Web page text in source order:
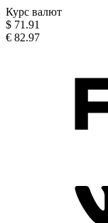
Курс валют
$ 71.91
€ 82.97